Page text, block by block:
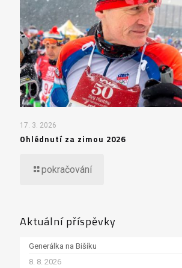
17. 3. 2026
Ohlédnutí za zimou 2026
pokračování
Aktuální příspěvky
Generálka na Bišíku
8. 8. 2026